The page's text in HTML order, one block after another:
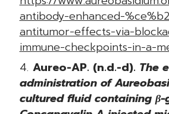
antibody-enhanced-
antitumor-effects-via-
immune-checkpoints-in-a-
Aureo-AP. (n.d.-d). The
administration of
cultured fluid containing β-